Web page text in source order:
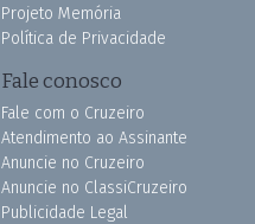
Projeto Memória
Política de Privacidade
Fale conosco
Fale com o Cruzeiro
Atendimento ao Assinante
Anuncie no Cruzeiro
Anuncie no ClassiCruzeiro
Publicidade Legal